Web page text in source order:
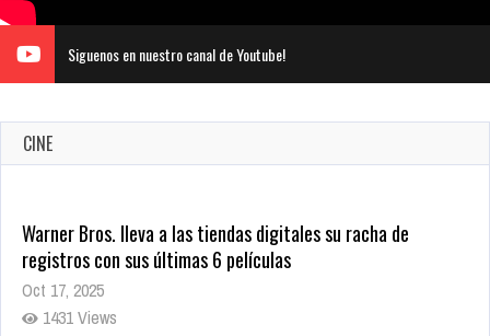
Siguenos en nuestro canal de Youtube!
CINE
Warner Bros. lleva a las tiendas digitales su racha de
registros con sus últimas 6 películas
Oct 17, 2025
1431 Views